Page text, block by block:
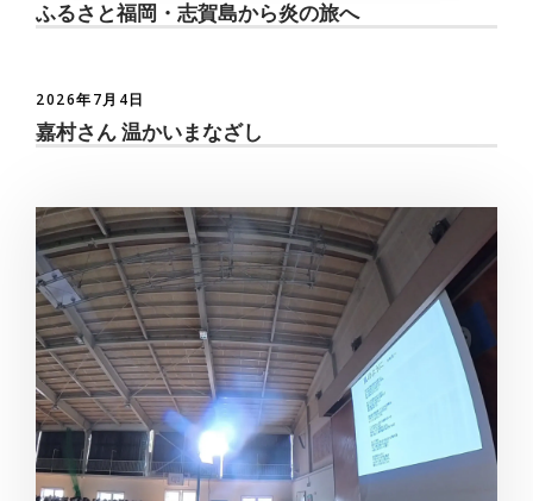
ふるさと福岡・志賀島から炎の旅へ
2026年7月4日
嘉村さん 温かいまなざし